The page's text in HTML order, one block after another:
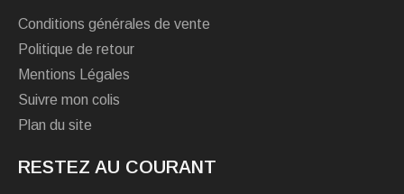
Conditions générales de vente
Politique de retour
Mentions Légales
Suivre mon colis
Plan du site
RESTEZ AU COURANT